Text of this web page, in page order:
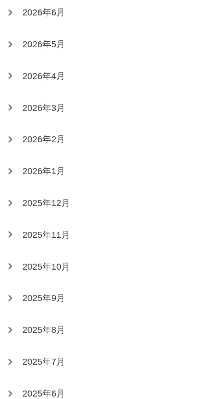
2026年6月
2026年5月
2026年4月
2026年3月
2026年2月
2026年1月
2025年12月
2025年11月
2025年10月
2025年9月
2025年8月
2025年7月
2025年6月